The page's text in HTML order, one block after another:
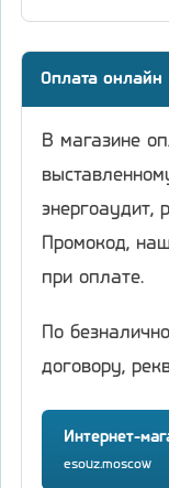
Оплата онлайн
В магазине
энергоаудит,
Промокод,
при оплате.
По
договору,
Интернет-
esouz.moscow